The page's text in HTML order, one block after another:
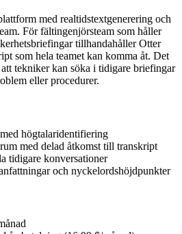
med realtidstextgenerering och
För fältingenjörsteam som håller
tillhandahåller Otter
som hela teamet kan komma åt. Det
tekniker kan söka i tidigare briefingar
eller procedurer.
högtalaridentifiering
med delad åtkomst till transkript
tidigare konversationer
och nyckelordshöjdpunkter